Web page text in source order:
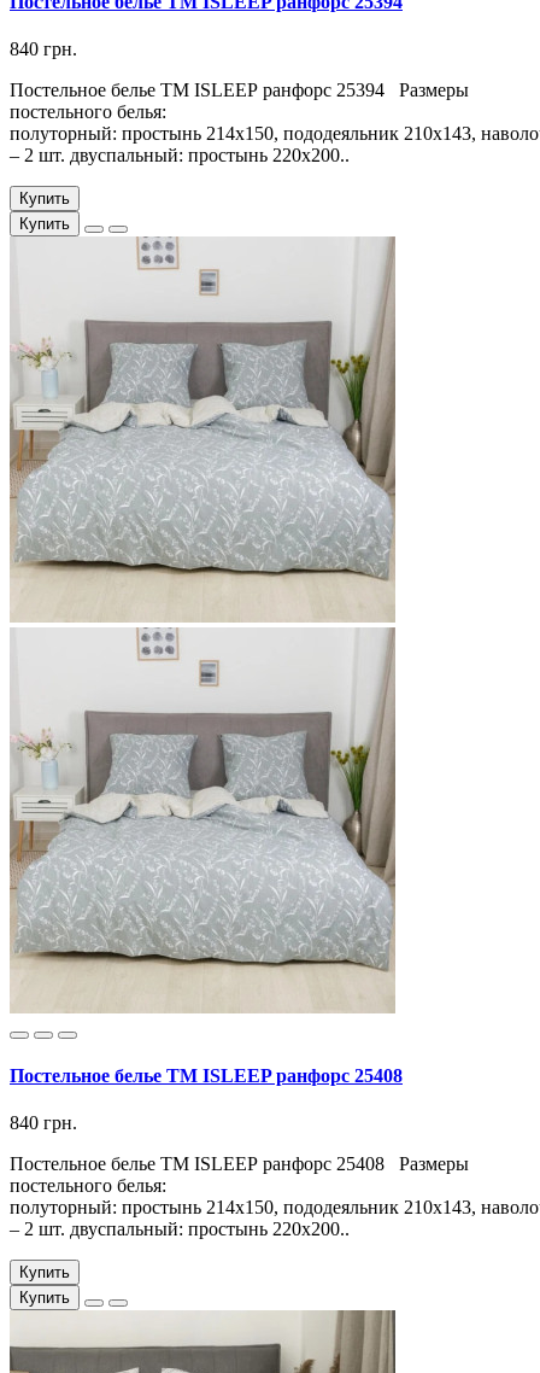
840 грн.
Постельное белье ТМ ISLEEP ранфорс 25394 Размеры
постельного белья:
полуторный: простынь 214х150, пододеяльник 210х143,
– 2 шт. двуспальный: простынь 220х200..
Купить
Купить
Постельное белье ТМ ISLEEP ранфорс 25408
840 грн.
Постельное белье ТМ ISLEEP ранфорс 25408 Размеры
постельного белья:
полуторный: простынь 214х150, пододеяльник 210х143,
– 2 шт. двуспальный: простынь 220х200..
Купить
Купить